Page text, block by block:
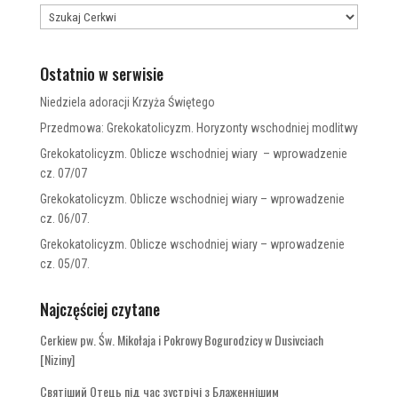
Ostatnio w serwisie
Niedziela adoracji Krzyża Świętego
Przedmowa: Grekokatolicyzm. Horyzonty wschodniej modlitwy
Grekokatolicyzm. Oblicze wschodniej wiary – wprowadzenie
cz. 07/07
Grekokatolicyzm. Oblicze wschodniej wiary – wprowadzenie
cz. 06/07.
Grekokatolicyzm. Oblicze wschodniej wiary – wprowadzenie
cz. 05/07.
Najczęściej czytane
Cerkiew pw. Św. Mikołaja i Pokrowy Bogurodzicy w Dusivciach
[Niziny]
Святіший Отець під час зустрічі з Блаженнішим